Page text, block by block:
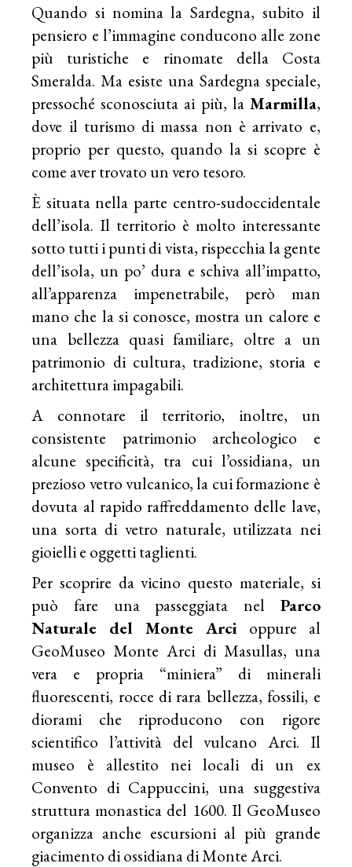
Quando si nomina la Sardegna, subito il
pensiero e l’immagine conducono alle zone
più turistiche e rinomate della Costa
Smeralda. Ma esiste una Sardegna speciale,
pressoché sconosciuta ai più, la Marmilla,
dove il turismo di massa non è arrivato e,
proprio per questo, quando la si scopre è
come aver trovato un vero tesoro.
È situata nella parte centro-sudoccidentale
dell’isola. Il territorio è molto interessante
sotto tutti i punti di vista, rispecchia la gente
dell’isola, un po’ dura e schiva all’impatto,
all’apparenza impenetrabile, però man
mano che la si conosce, mostra un calore e
una bellezza quasi familiare, oltre a un
patrimonio di cultura, tradizione, storia e
architettura impagabili.
A connotare il territorio, inoltre, un
consistente patrimonio archeologico e
alcune specificità, tra cui l’ossidiana, un
prezioso vetro vulcanico, la cui formazione è
dovuta al rapido raffreddamento delle lave,
una sorta di vetro naturale, utilizzata nei
gioielli e oggetti taglienti.
Per scoprire da vicino questo materiale, si
può fare una passeggiata nel Parco
Naturale del Monte Arcioppure al
GeoMuseo Monte Arci di Masullas, una
vera e propria “miniera” di minerali
fluorescenti, rocce di rara bellezza, fossili, e
diorami che riproducono con rigore
scientifico l’attività del vulcano Arci. Il
museo è allestito nei locali di un ex
Convento di Cappuccini, una suggestiva
struttura monastica del 1600. Il GeoMuseo
organizza anche escursioni al più grande
giacimento di ossidiana di Monte Arci.